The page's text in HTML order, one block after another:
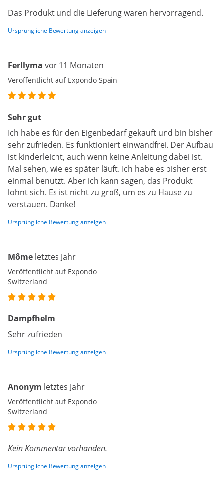
Das Produkt und die Lieferung waren hervorragend.
Ursprüngliche Bewertung anzeigen
Ferllyma vor 11 Monaten
Veröffentlicht auf Expondo Spain
Sehr gut
Ich habe es für den Eigenbedarf gekauft und bin bisher
sehr zufrieden. Es funktioniert einwandfrei. Der Aufbau
ist kinderleicht, auch wenn keine Anleitung dabei ist.
Mal sehen, wie es später läuft. Ich habe es bisher erst
einmal benutzt. Aber ich kann sagen, das Produkt
lohnt sich. Es ist nicht zu groß, um es zu Hause zu
verstauen. Danke!
Ursprüngliche Bewertung anzeigen
Môme letztes Jahr
Veröffentlicht auf Expondo
Switzerland
Dampfhelm
Sehr zufrieden
Ursprüngliche Bewertung anzeigen
Anonym letztes Jahr
Veröffentlicht auf Expondo
Switzerland
Kein Kommentar vorhanden.
Ursprüngliche Bewertung anzeigen